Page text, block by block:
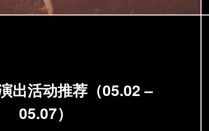
出活动推荐（05.02 –
05.07）